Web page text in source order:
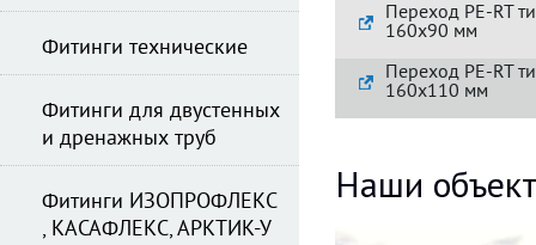
Переход PE-RT
160х90 мм
Переход PE-RT
160х110 мм
Наши
Фитинги технические
Фитинги для двустенных
и дренажных труб
Фитинги ИЗОПРОФЛЕКС
, КАСАФЛЕКС, АРКТИК-У